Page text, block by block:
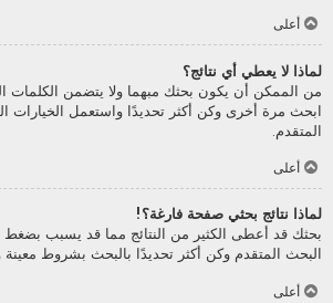
أعلى
لماذا لا يعطي أي نتائج؟
ابحث مرة أخرى وكن أكثر تحديدًا واستعمل الخيارات
المتقدم.
أعلى
لماذا نتائج بحثي صفحة فارغة؟!
بحثك قد أعطى الكثير من النتائج مما قد يسبب بضغط
البحث المتقدم وكن أكثر تحديدًا بالبحث بشروط معينة
أعلى